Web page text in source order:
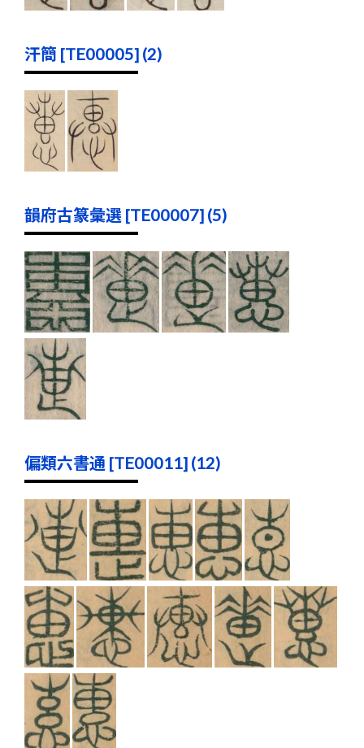
汗簡 [TE00005] (2)
韻府古篆彙選 [TE00007] (5)
偏類六書通 [TE00011] (12)